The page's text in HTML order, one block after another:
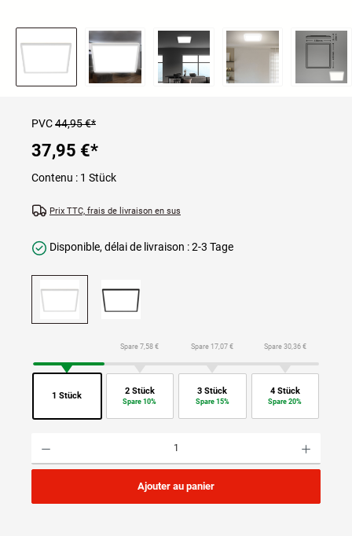
PVC44,95 €*
37,95 €*
Contenu : 1 Stück
Prix TTC, frais de livraison en sus
Disponible, délai de livraison : 2-3 Tage
1 Stück
Spare 7,58 €
2 Stück
Spare 10%
Spare 17,07 €
3 Stück
Spare 15%
Spare 30,36 €
4 Stück
Spare 20%
Ajouter au panier